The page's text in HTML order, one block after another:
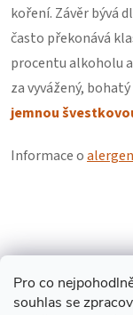
Pro co
souhlas se
koření. Závěr bývá
často překonává
procentu alkoholu
za vyvážený,
jemnou
Informace o